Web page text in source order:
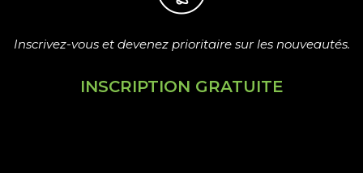
Inscrivez-vous et devenez prioritaire sur les nouveautés.
INSCRIPTION GRATUITE